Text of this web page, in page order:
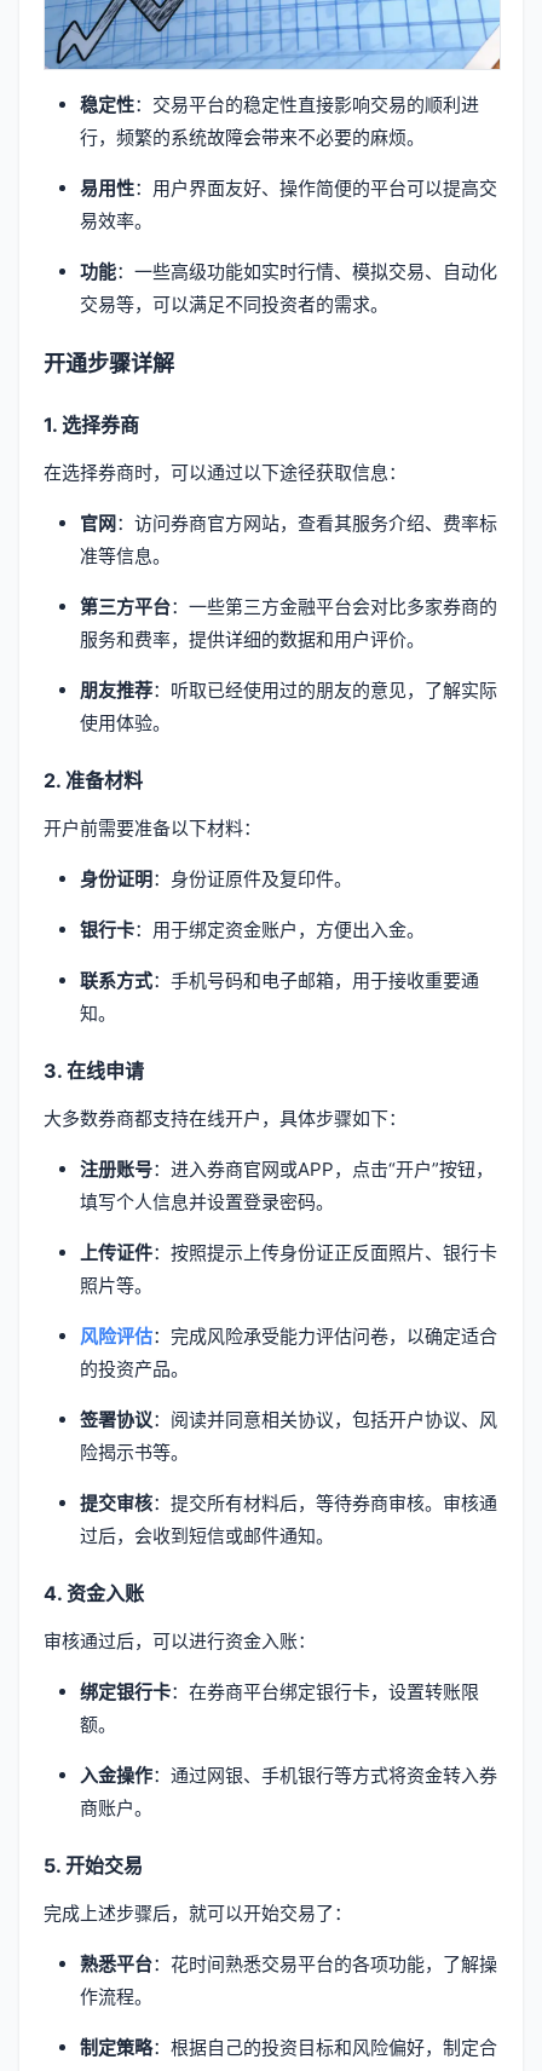
稳定性：交易平台的稳定性直接影响交易的顺利进
行，频繁的系统故障会带来不必要的麻烦。
易用性：用户界面友好、操作简便的平台可以提高交
易效率。
功能：一些高级功能如实时行情、模拟交易、自动化
交易等，可以满足不同投资者的需求。
开通步骤详解
1. 选择券商
在选择券商时，可以通过以下途径获取信息：
官网 ：访问券商官方网站，查看其服务介绍、费率标
准等信息。
第三方平台：一些第三方金融平台会对比多家券商的
服务和费率，提供详细的数据和用户评价。
朋友推荐：听取已经使用过的朋友的意见，了解实际
使用体验。
2. 准备材料
开户前需要准备以下材料：
身份证明 ：身份证原件及复印件。
银行卡：用于绑定资金账户，方便出入金。
联系方式：手机号码和电子邮箱，用于接收重要通
知。
3. 在线申请
大多数券商都支持在线开户，具体步骤如下：
注册账号：进入券商官网或APP，点击“开户”按钮，
填写个人信息并设置登录密码。
上传证件：按照提示上传身份证正反面照片、银行卡
照片等。
风险评估：完成风险承受能力评估问卷，以确定适合
的投资产品。
签署协议：阅读并同意相关协议，包括开户协议、风
险揭示书等。
提交审核：提交所有材料后，等待券商审核。审核通
过后，会收到短信或邮件通知。
4. 资金入账
审核通过后，可以进行资金入账：
绑定银行卡：在券商平台绑定银行卡，设置转账限
额。
入金操作：通过网银、手机银行等方式将资金转入券
商账户。
5. 开始交易
完成上述步骤后，就可以开始交易了：
熟悉平台：花时间熟悉交易平台的各项功能，了解操
作流程。
制定策略：根据自己的投资目标和风险偏好，制定合